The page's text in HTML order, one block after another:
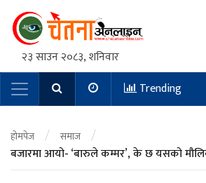
२३ साउन २०८३, शनिवार
Main NavigationTrending
होमपेज / समाज /
बजारमा आयो- ‘बारुले कम्मर’, के छ यसको